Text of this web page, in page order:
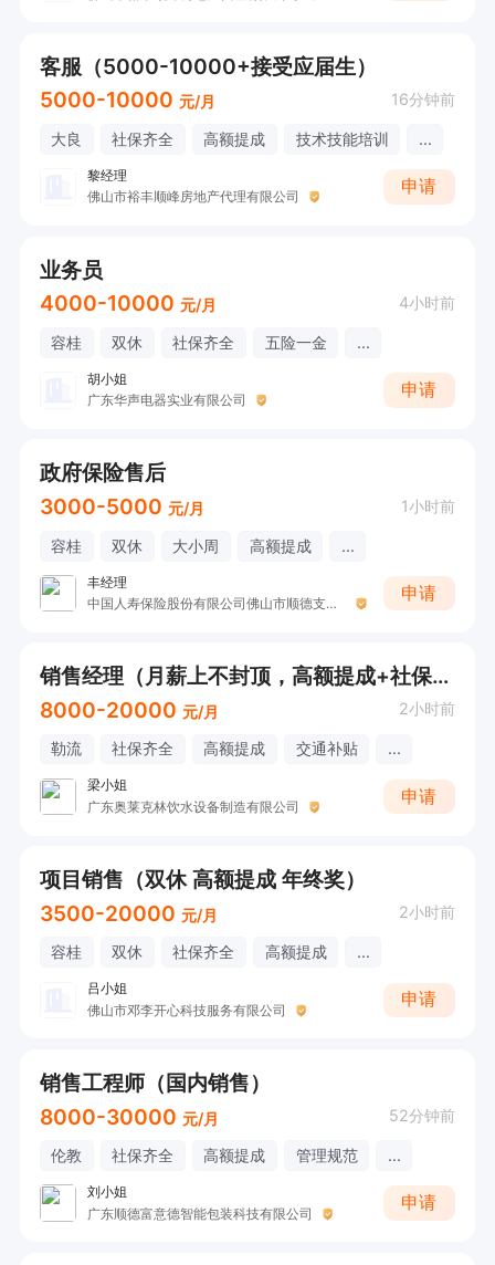
客服（5000-10000+接受应届生）
5000-10000 元/月 16分钟前
大良 社保齐全 高额提成 技术技能培训 ...
黎经理
佛山市裕丰顺峰房地产代理有限公司
申请
业务员
4000-10000 元/月 4小时前
容桂 双休 社保齐全 五险一金 ...
胡小姐
广东华声电器实业有限公司
申请
政府保险售后
3000-5000 元/月 1小时前
容桂 双休 大小周 高额提成 ...
丰经理
中国人寿保险股份有限公司佛山市顺德支公司
申请
销售经理（月薪上不封顶，高额提成+社保+年终奖）
8000-20000 元/月 2小时前
勒流 社保齐全 高额提成 交通补贴 ...
梁小姐
广东奥莱克林饮水设备制造有限公司
申请
项目销售（双休 高额提成 年终奖）
3500-20000 元/月 2小时前
容桂 双休 社保齐全 高额提成 ...
吕小姐
佛山市邓李开心科技服务有限公司
申请
销售工程师（国内销售）
8000-30000 元/月 52分钟前
伦教 社保齐全 高额提成 管理规范 ...
刘小姐
广东顺德富意德智能包装科技有限公司
申请